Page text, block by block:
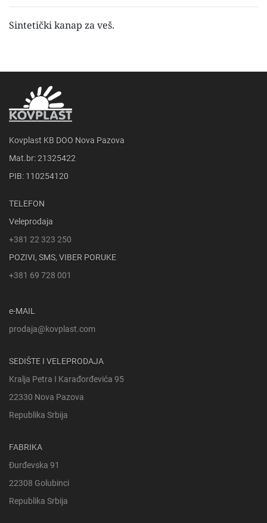
Sintetički kanap za veš.
Kovplast KB DOO Nova Pazova
Mat.br: 21325422
PIB: 110254120
TELEFON
Veleprodaja
+381 22 323 250
POZIVI, SMS, VIBER PORUKE
+381 69 728 001
e-MAIL
prodaja@kovplast.com
SEDIŠTE I VELEPRODAJA
Kralja Petra I Karađorđevića 95
22330 Nova Pazova
Republika Srbija
FABRIKA
Đurđevska 91
22308 Golubinci
Republika Srbija